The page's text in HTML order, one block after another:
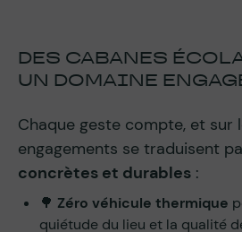
DES CABANES
UN DOMAINE
Chaque geste compte, et sur
engagements se traduisent
concrètes et durables :
🌳 Zéro véhicule thermique
quiétude du lieu et la qualité